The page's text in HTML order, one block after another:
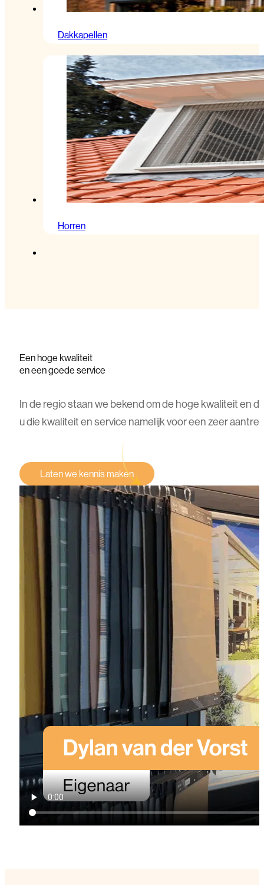
Dakkapellen
Horren
Eenhoge kwaliteit
eneengoede service
In de regio staan we bekend om de hoge kwaliteit en
u die kwaliteit en service namelijk voor een zeer
Laten we kennis maken